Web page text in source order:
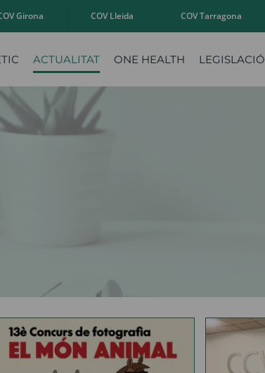
Girona COV Lleida COV Tarragona
ACTUALITAT ONE HEALTH LEGISLACIÓ
Renovem el nostre